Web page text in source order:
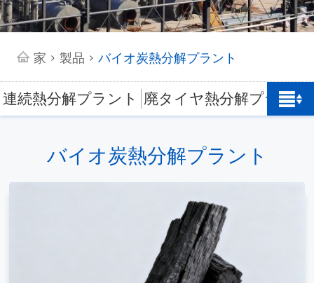
家 > 製品 > バイオ炭熱分解プラント
連続熱分解プラント 廃タイヤ熱分解プラント
バイオ炭熱分解プラント